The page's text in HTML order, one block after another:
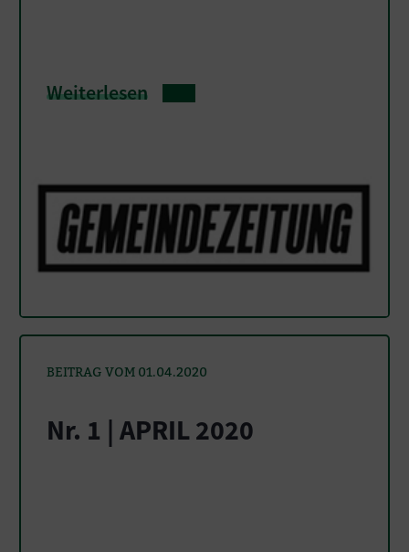
Weiterlesen
BEITRAG VOM 01.04.2020
Nr. 1 | APRIL 2020